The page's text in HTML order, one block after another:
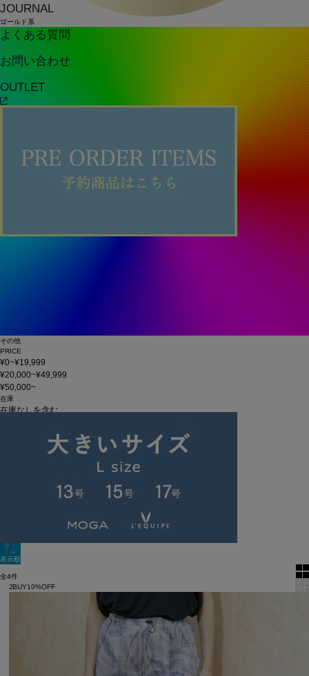
JOURNAL
よくある質問
お問い合わせ
OUTLET
ゴールド系
その他
PRICE
¥0~¥19,999
¥20,000~¥49,999
¥50,000~
在庫
在庫なしを含む
表示順
全4件
2BUY10%OFF